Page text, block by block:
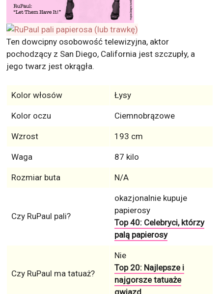
Ten dowcipny osobowość telewizyjna, aktor
pochodzący z San Diego, California jest szczupły, a
jego twarz jest okrągła.
Kolor włosów Łysy
Kolor oczu Ciemnobrązowe
Wzrost 193 cm
Waga 87 kilo
Rozmiar buta N/A
Czy RuPaul pali?
okazjonalnie kupuje
papierosy
Top 40: Celebryci, którzy
palą papierosy
Czy RuPaul ma tatuaż?
Nie
Top 20: Najlepsze i
najgorsze tatuaże
gwiazd